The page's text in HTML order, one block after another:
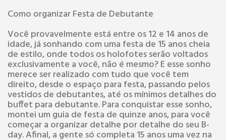
Como organizar Festa de Debutante
Você provavelmente está entre os 12 e 14 anos de
idade, já sonhando com uma festa de 15 anos cheia
de estilo, onde todos os holofotes serão voltados
exclusivamente a você, não é mesmo? E esse sonho
merece ser realizado com tudo que você tem
direito, desde o espaço para festa, passando pelos
vestidos de debutantes, até os mínimos detalhes do
buffet para debutante. Para conquistar esse sonho,
montei um guia de festa de quinze anos, para você
começar a organizar detalhe por detalhe do seu B-
day. Afinal, a gente só completa 15 anos uma vez na